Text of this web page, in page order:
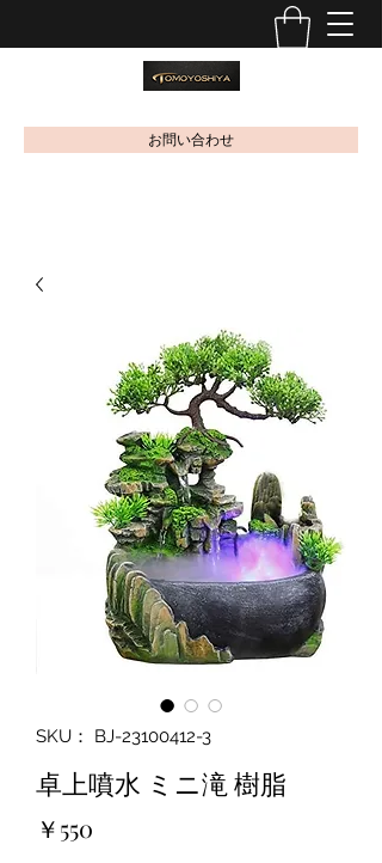
お問い合わせ
SKU： BJ-23100412-3
卓上噴水 ミニ滝 樹脂
￥550